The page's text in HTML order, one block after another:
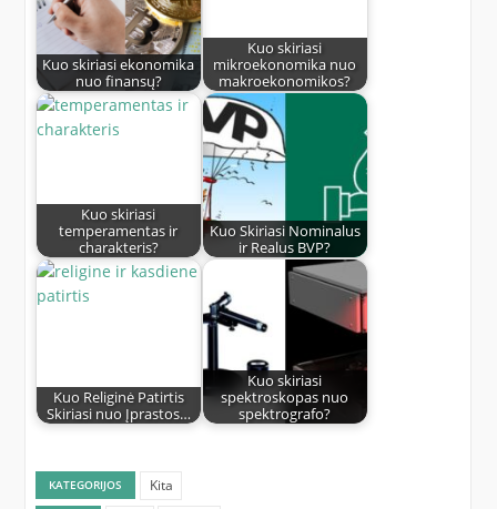
Kuo skiriasi ekonomika
nuo finansų?
Kuo skiriasi
mikroekonomika nuo
makroekonomikos?
Kuo skiriasi
temperamentas ir
charakteris?
Kuo Skiriasi Nominalus
ir Realus BVP?
Kuo Religinė Patirtis
Skiriasi nuo Įprastos…
Kuo skiriasi
spektroskopas nuo
spektrografo?
KATEGORIJOS Kita